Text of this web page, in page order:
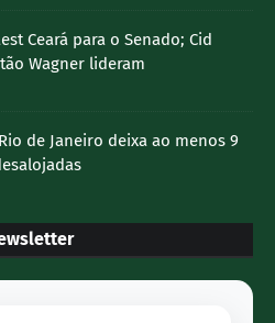
Ceará para o Senado; Cid
Wagner lideram
de Janeiro deixa ao menos 9